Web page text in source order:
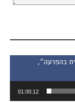
בהפרעה״,
01:00:12